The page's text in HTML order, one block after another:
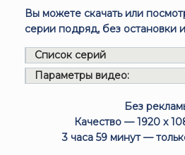
Вы можете скачать или
серии подряд, без остановки
Список серий
Параметры видео:
Без
Качество — 1920 x
3 часа 59 минут —